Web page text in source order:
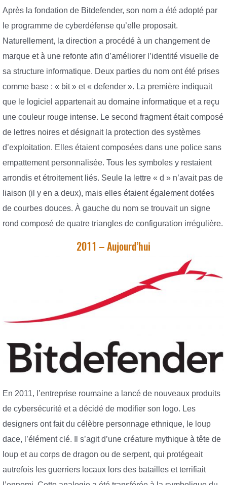
Après la fondation de Bitdefender, son nom a été adopté par
le programme de cyberdéfense qu’elle proposait.
Naturellement, la direction a procédé à un changement de
marque et à une refonte afin d’améliorer l’identité visuelle de
sa structure informatique. Deux parties du nom ont été prises
comme base : « bit » et « defender ». La première indiquait
que le logiciel appartenait au domaine informatique et a reçu
une couleur rouge intense. Le second fragment était composé
de lettres noires et désignait la protection des systèmes
d’exploitation. Elles étaient composées dans une police sans
empattement personnalisée. Tous les symboles y restaient
arrondis et étroitement liés. Seule la lettre « d » n’avait pas de
liaison (il y en a deux), mais elles étaient également dotées
de courbes douces. À gauche du nom se trouvait un signe
rond composé de quatre triangles de configuration irrégulière.
2011 – Aujourd’hui
En 2011, l’entreprise roumaine a lancé de nouveaux produits
de cybersécurité et a décidé de modifier son logo. Les
designers ont fait du célèbre personnage ethnique, le loup
dace, l’élément clé. Il s’agit d’une créature mythique à tête de
loup et au corps de dragon ou de serpent, qui protégeait
autrefois les guerriers locaux lors des batailles et terrifiait